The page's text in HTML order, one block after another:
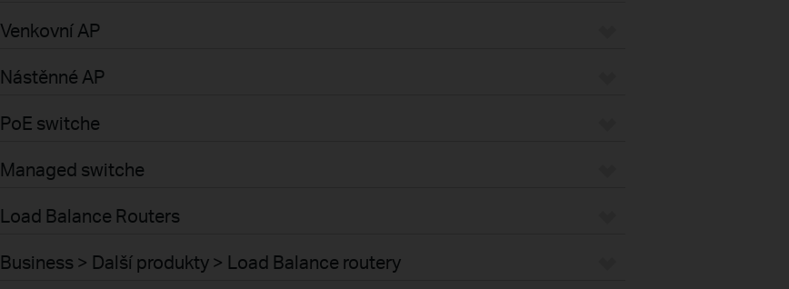
Venkovní AP
Nástěnné AP
PoE switche
Managed switche
Load Balance Routers
Business > Další produkty > Load Balance routery